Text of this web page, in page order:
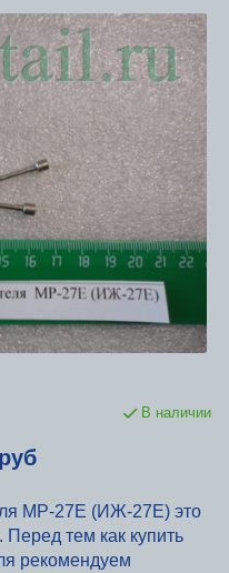
В наличии
МР-27Е (ИЖ-27Е) это
тем как купить
рекомендуем